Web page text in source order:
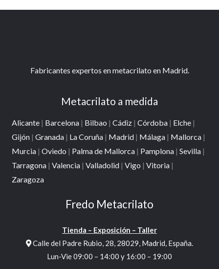
Fabricantes expertos en metacrilato en Madrid.
Metacrilato a medida
Alicante | Barcelona | Bilbao | Cádiz | Córdoba | Elche |
Gijón | Granada | La Coruña | Madrid | Málaga | Mallorca |
Murcia | Oviedo | Palma de Mallorca | Pamplona | Sevilla |
Tarragona | Valencia | Valladolid | Vigo | Vitoria |
Zaragoza
Fredo Metacrilato
Tienda – Exposición – Taller
Calle del Padre Rubio, 28, 28029, Madrid, España.
Lun-Vie 09:00 – 14:00 y 16:00 – 19:00